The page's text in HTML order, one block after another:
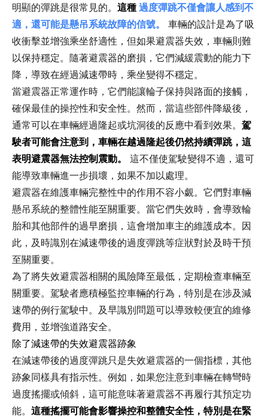
明顯的彈跳是很常見的。 這種 過度彈跳不僅會讓人感到不
適，還可能是懸吊系統故障的信號。
車輛的設計是為了吸
收衝擊並增強乘坐舒適性，但如果避震器失效，車輛則難
以保持穩定。隨著避震器的磨損，它們減緩震動的能力下
降，導致在經過減速帶時，乘坐變得不穩定。
當避震器正常運作時，它們能讓輪子保持與路面的接觸，
確保最佳的操控性和安全性。然而，當這些部件降級後，
通常可以在車輛經過隆起或坑洞後的反應中看到效果。駕
駛者可能會注意到，車輛在越過隆起後仍然持續彈跳，這
表明避震器無法控制震動。
這不僅使駕駛變得不適，還可
能導致車輛進一步損壞，如果不加以處理。
避震器在維護車輛完整性中的作用不容小覷。它們對車輛
懸吊系統的整體性能至關重要。當它們失效時，會導致輪
胎和其他部件的過早磨損，這會增加車主的維護成本。因
此，及時識別在減速帶後的過度彈跳等症狀對於及時干預
至關重要。
為了將失效避震器相關的風險降至最低，定期檢查車輛至
關重要。駕駛者應積極監控車輛的行為，特別是在涉及減
速帶的例行駕駛中。及早識別問題可以導致較便宜的維修
費用，並增強道路安全。
除了減速帶的失效避震器跡象
在減速帶後的過度彈跳只是失效避震器的一個指標，其他
跡象同樣具有指示性。例如，如果您注意到車輛在轉彎時
過度搖擺或傾斜，這可能意味著避震器不再履行其預定功
能。 這種搖擺可能會影響操控和整體安全性，特別是在緊